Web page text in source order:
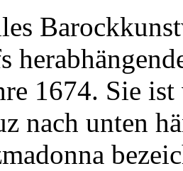
1674. Sie
nach unten